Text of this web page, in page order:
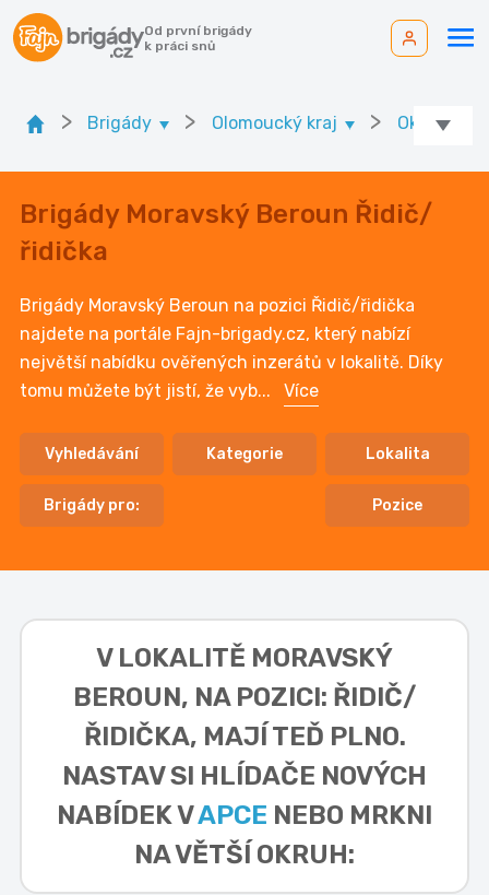
Od první brigády
k práci snů
> Brigády > Olomoucký kraj > Ok.
Brigády Moravský Beroun Řidič/
řidička
Brigády Moravský Beroun na pozici Řidič/řidička
najdete na portále Fajn-brigady.cz, který nabízí
největší nabídku ověřených inzerátů v lokalitě. Díky
tomu můžete být jistí, že vyb... Více
Vyhledávání Kategorie Lokalita
Brigády pro: Pozice
V LOKALITĚ MORAVSKÝ
BEROUN, NA POZICI: ŘIDIČ/
ŘIDIČKA, MAJÍ TEĎ PLNO.
NASTAV SI HLÍDAČE NOVÝCH
NABÍDEK VAPCE NEBO MRKNI
NA VĚTŠÍ OKRUH: